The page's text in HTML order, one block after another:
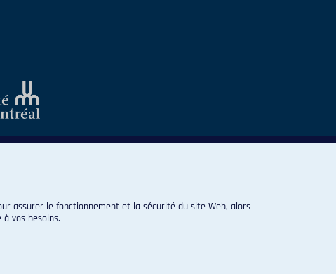
assurer le fonctionnement et la sécurité du site Web, alors
vos besoins.